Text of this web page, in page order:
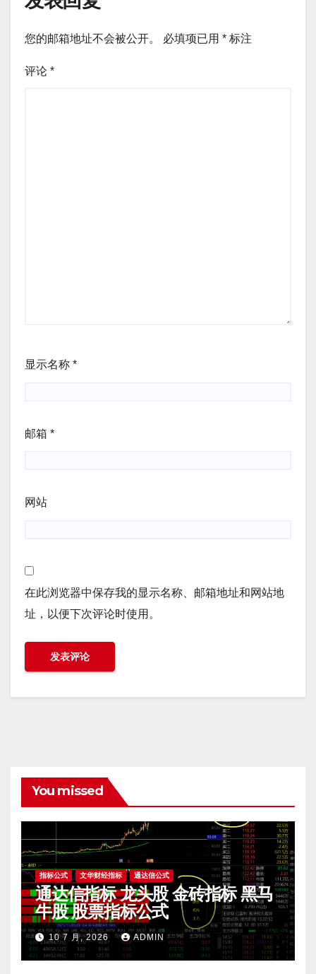
您的邮箱地址不会被公开。 必填项已用 * 标注
评论 *
显示名称 *
邮箱 *
网站
在此浏览器中保存我的显示名称、邮箱地址和网站地
址，以便下次评论时使用。
You missed
指标公式 文华财经指标 通达信公式
通达信指标 龙头股 金砖指标 黑马
牛股 股票指标公式
10 7 月, 2026 ADMIN